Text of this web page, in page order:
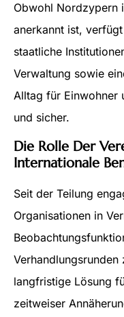
Obwohl Nordzypern
anerkannt ist,
staatliche
Verwaltung sowie
Alltag für Einwohner
und sicher.
Die Rolle Der
Internationale
Seit der Teilung
Organisationen in
langfristige Lösung
zeitweiser